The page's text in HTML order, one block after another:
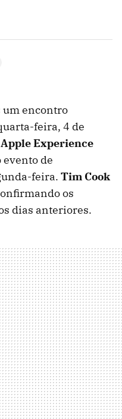
um encontro
feira, 4 de
Apple Experience
de
feira. Tim Cook
os
dias anteriores.